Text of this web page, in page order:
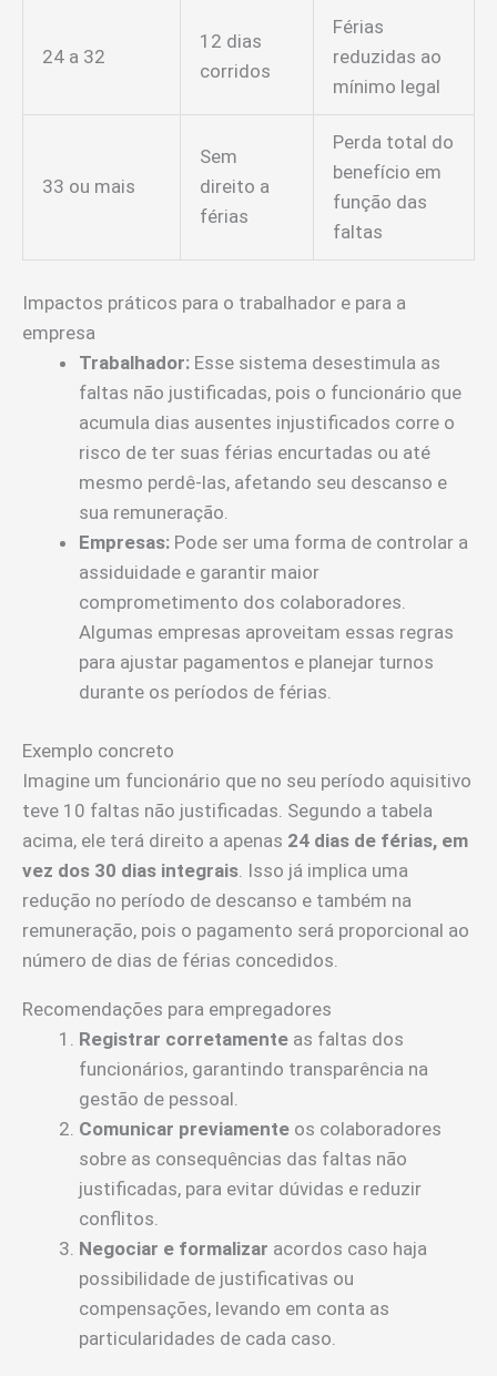
24 a 32
12 dias
corridos
Férias
reduzidas ao
mínimo legal
33 ou mais
Sem
direito a
férias
Perda total do
benefício em
função das
faltas
Impactos práticos para o trabalhador e para a
empresa
Trabalhador: Esse sistema desestimula as
faltas não justificadas, pois o funcionário que
acumula dias ausentes injustificados corre o
risco de ter suas férias encurtadas ou até
mesmo perdê-las, afetando seu descanso e
sua remuneração.
Empresas: Pode ser uma forma de controlar a
assiduidade e garantir maior
comprometimento dos colaboradores.
Algumas empresas aproveitam essas regras
para ajustar pagamentos e planejar turnos
durante os períodos de férias.
Exemplo concreto
Imagine um funcionário que no seu período aquisitivo
teve 10 faltas não justificadas. Segundo a tabela
acima, ele terá direito a apenas 24 dias de férias, em
vez dos 30 dias integrais . Isso já implica uma
redução no período de descanso e também na
remuneração, pois o pagamento será proporcional ao
número de dias de férias concedidos.
Recomendações para empregadores
Registrar corretamente as faltas dos
funcionários, garantindo transparência na
gestão de pessoal.
Comunicar previamente os colaboradores
sobre as consequências das faltas não
justificadas, para evitar dúvidas e reduzir
conflitos.
Negociar e formalizar acordos caso haja
possibilidade de justificativas ou
compensações, levando em conta as
particularidades de cada caso.